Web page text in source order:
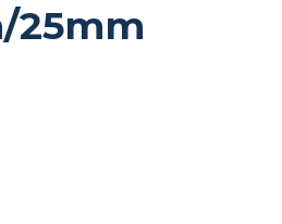
25mm